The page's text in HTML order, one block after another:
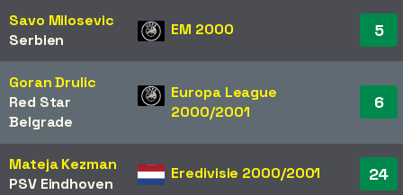
Savo Milosevic
Serbien
EM 2000 5
Goran Drulic
Red Star
Belgrade
Europa League
2000/2001
6
Mateja Kezman
PSV Eindhoven
Eredivisie 2000/2001 24